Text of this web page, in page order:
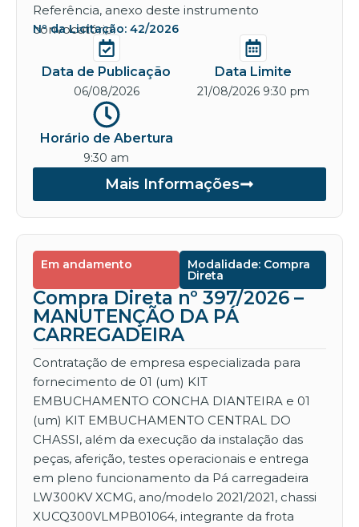
Referência, anexo deste instrumento
convocatório.
Nº da Licitação: 42/2026
Data de Publicação
06/08/2026
Data Limite
21/08/2026 9:30 pm
Horário de Abertura
9:30 am
Mais Informações
Em andamento Modalidade: Compra
Direta
Compra Direta nº 397/2026 –
MANUTENÇÃO DA PÁ
CARREGADEIRA
Contratação de empresa especializada para
fornecimento de 01 (um) KIT
EMBUCHAMENTO CONCHA DIANTEIRA e 01
(um) KIT EMBUCHAMENTO CENTRAL DO
CHASSI, além da execução da instalação das
peças, aferição, testes operacionais e entrega
em pleno funcionamento da Pá carregadeira
LW300KV XCMG, ano/modelo 2021/2021, chassi
XUCQ300VLMPB01064, integrante da frota